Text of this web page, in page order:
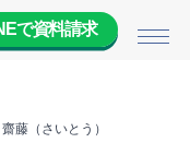
メ
で資料請求
齋藤（さいとう）